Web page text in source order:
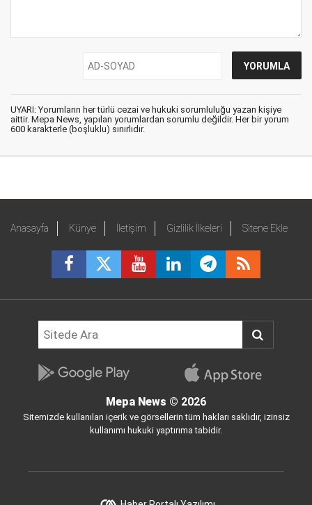
UYARI: Yorumların her türlü cezai ve hukuki sorumluluğu yazan kişiye
aittir. Mepa News, yapılan yorumlardan sorumlu değildir. Her bir yorum
600 karakterle (boşluklu) sınırlıdır.
Anasayfa Künye İletişim Gizlilik İlkeleri Sitene Ekle
Mepa News © 2026
Sitemizde kullanılan içerik ve görsellerin tüm hakları saklıdır, izinsiz
kullanımı hukuki yaptırıma tabidir.